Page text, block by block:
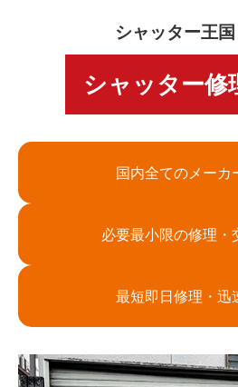
シャッター王
シャッター修
国内全てのメーカ
必要最小限の修理・
最短即日修理・迅